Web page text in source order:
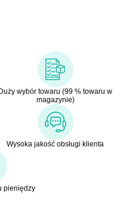
Duży wybór towaru (99 % towaru w
magazynie)
Wysoka jakość obsługi klienta
pieniędzy